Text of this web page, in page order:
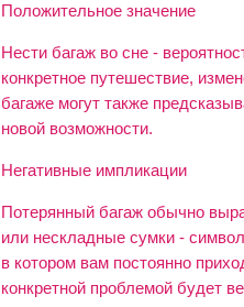
Положительное значение
Нести багаж во сне -
конкретное путешествие,
багаже могут также
новой возможности.
Негативные импликации
Потерянный багаж обычно
или нескладные сумки -
в котором вам постоянно
конкретной проблемой будет